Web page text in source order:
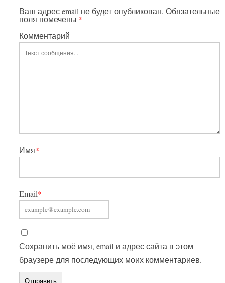
Ваш адрес email не будет опубликован. Обязательные
поля помечены *
Комментарий
Имя*
Email*
Сохранить моё имя, email и адрес сайта в этом
браузере для последующих моих комментариев.